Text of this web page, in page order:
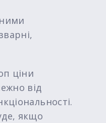
ціни
від
якщо